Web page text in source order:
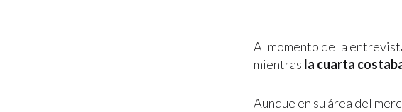
Al momento de la
mientras la cuarta
Aunque en su área del